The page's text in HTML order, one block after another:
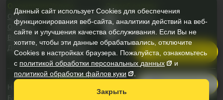
Позвонить
О компании:
О нас
Отзывы
Вакансии
Документы
Грузоперевозки
Переезды
Грузчики
Для юр.лиц
Автопарк
Наличными
Банковской картой
Безналичный расчет
Буряков © 2026
Наши медиа:
Данный сайт использует Cookies для обеспечения
функционирования веб-сайта, аналитики действий на веб-
сайте и улучшения качества обслуживания. Если Вы не
хотите, чтобы эти данные обрабатывались, отключите
Cookies в настройках браузера. Пожалуйста, ознакомьтесь
с политикой обработки персональных данных
и
политикой обработки файлов куки
Закрыть